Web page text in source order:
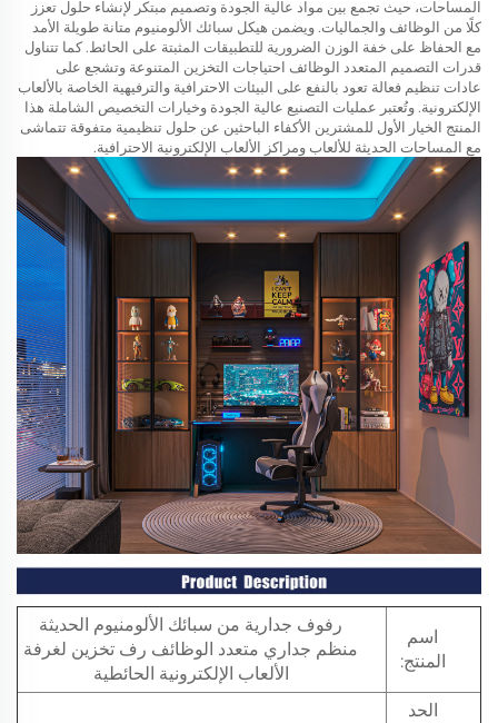
المساحات، حيث تجمع بين مواد عالية الجودة وتصميم مبتكر لإنشاء حلول تعزز
كلًا من الوظائف والجماليات. ويضمن هيكل سبائك الألومنيوم متانة طويلة الأمد
مع الحفاظ على خفة الوزن الضرورية للتطبيقات المثبتة على الحائط. كما تتناول
قدرات التصميم المتعدد الوظائف احتياجات التخزين المتنوعة وتشجع على
عادات تنظيم فعالة تعود بالنفع على البيئات الاحترافية والترفيهية الخاصة بالألعاب
الإلكترونية. وتُعتبر عمليات التصنيع عالية الجودة وخيارات التخصيص الشاملة هذا
المنتج الخيار الأول للمشترين الأكفاء الباحثين عن حلول تنظيمية متفوقة تتماشى
مع المساحات الحديثة للألعاب ومراكز الألعاب الإلكترونية الاحترافية.
اسم
المنتج:
رفوف جدارية من سبائك الألومنيوم الحديثة
منظم جداري متعدد الوظائف رف تخزين لغرفة
الألعاب الإلكترونية الحائطية
الحد